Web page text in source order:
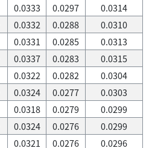
0.0333 0.0297
0.0314
0.0332 0.0288
0.0310
0.0331 0.0285
0.0313
0.0337 0.0283
0.0315
0.0322 0.0282
0.0304
0.0324 0.0277
0.0303
0.0318 0.0279
0.0299
0.0324 0.0276
0.0299
0.0321 0.0276 0.0296